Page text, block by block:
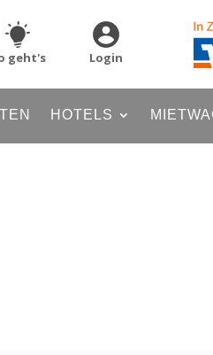
geht's Login
HOTELS